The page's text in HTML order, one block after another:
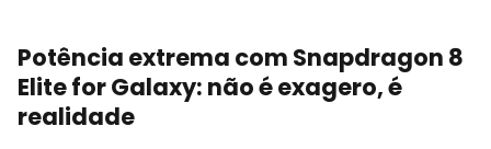
Potência extrema com Snapdragon 8
Elite for Galaxy: não é exagero, é
realidade